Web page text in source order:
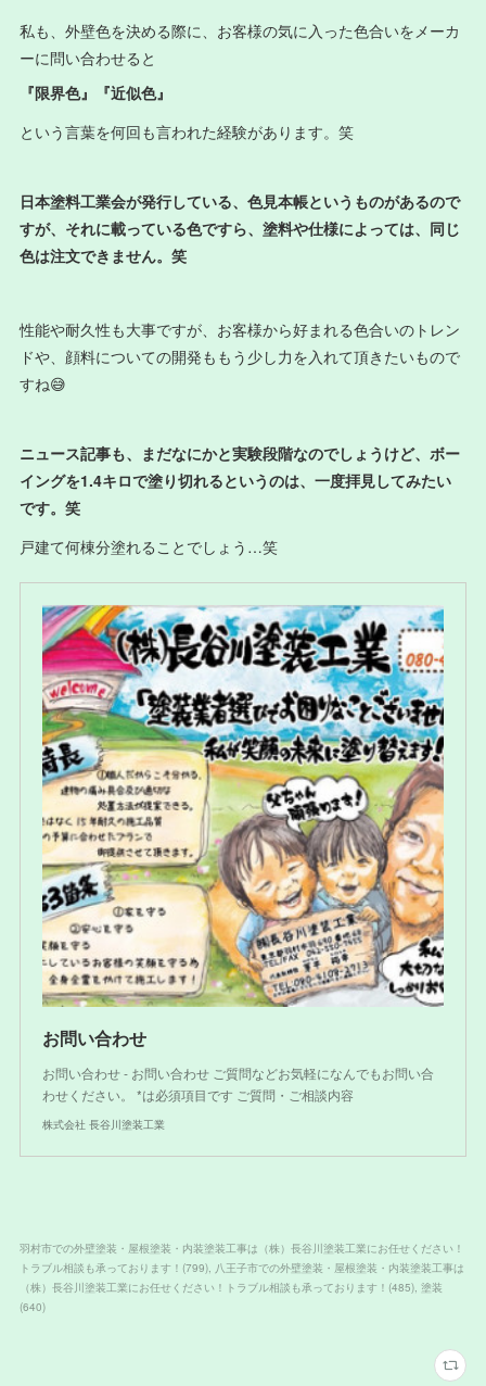
私も、外壁色を決める際に、お客様の気に入った色合いをメーカ
ーに問い合わせると
『限界色』『近似色』
という言葉を何回も言われた経験があります。笑
日本塗料工業会が発行している、色見本帳というものがあるので
すが、それに載っている色ですら、塗料や仕様によっては、同じ
色は注文できません。笑
性能や耐久性も大事ですが、お客様から好まれる色合いのトレン
ドや、顔料についての開発ももう少し力を入れて頂きたいもので
すね😅
ニュース記事も、まだなにかと実験段階なのでしょうけど、ボー
イングを1.4キロで塗り切れるというのは、一度拝見してみたい
です。笑
戸建て何棟分塗れることでしょう…笑
お問い合わせ
お問い合わせ - お問い合わせ ご質問などお気軽になんでもお問い合
わせください。 *は必須項目です ご質問・ご相談内容
株式会社 長谷川塗装工業
羽村市での外壁塗装・屋根塗装・内装塗装工事は（株）長谷川塗装工業にお任せください！
トラブル相談も承っております！ (799) 八王子市での外壁塗装・屋根塗装・内装塗装工事は
（株）長谷川塗装工業にお任せください！トラブル相談も承っております！ (485) 塗装
(640)